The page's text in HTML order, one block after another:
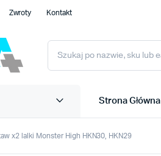
Zwroty Kontakt
Strona Główna
x2 lalki Monster High HKN30, HKN29